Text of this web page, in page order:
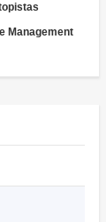
Management